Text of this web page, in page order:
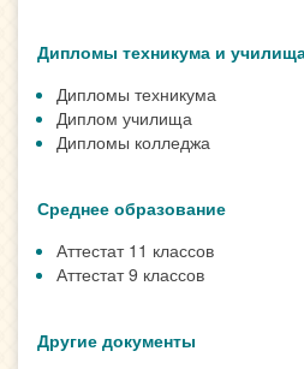
Дипломы техникума и
Дипломы техникума
Диплом училища
Дипломы колледжа
Среднее образование
Аттестат 11 классов
Аттестат 9 классов
Другие документы